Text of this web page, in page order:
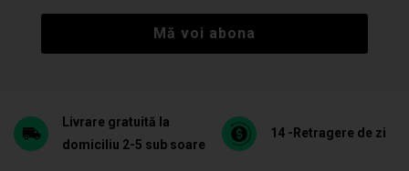
Mă voi abona
Livrare gratuită la
domiciliu 2-5 sub soare
14 -Retragere de zi